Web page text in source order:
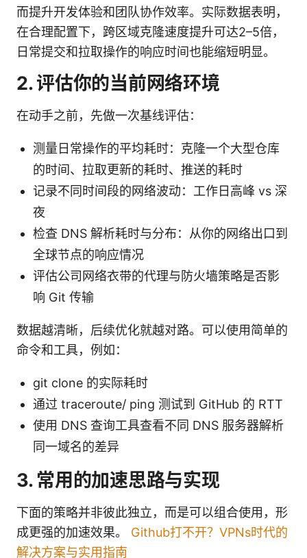
而提升开发体验和团队协作效率。实际数据表明，
在合理配置下，跨区域克隆速度提升可达2–5倍，
日常提交和拉取操作的响应时间也能缩短明显。
2. 评估你的当前网络环境
在动手之前，先做一次基线评估：
测量日常操作的平均耗时：克隆一个大型仓库
的时间、拉取更新的耗时、推送的耗时
记录不同时间段的网络波动：工作日高峰 vs 深
夜
检查 DNS 解析耗时与分布：从你的网络出口到
全球节点的响应情况
评估公司网络衣带的代理与防火墙策略是否影
响 Git 传输
数据越清晰，后续优化就越对路。可以使用简单的
命令和工具，例如：
git clone 的实际耗时
通过 traceroute/ ping 测试到 GitHub 的 RTT
使用 DNS 查询工具查看不同 DNS 服务器解析
同一域名的差异
3. 常用的加速思路与实现
下面的策略并非彼此独立，而是可以组合使用，形
成更强的加速效果。 Github打不开？VPNs时代的
解决方案与实用指南